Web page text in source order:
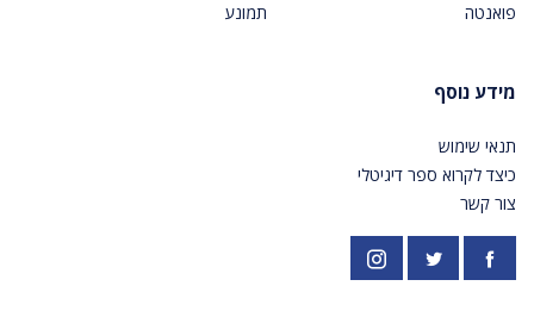
פואנטה
תמונע
מידע נוסף
תנאי שימוש
כיצד לקרוא ספר דיגיטלי
צור קשר
פייסבוק https://twitter.com/PardesPublish
אינסטגרם